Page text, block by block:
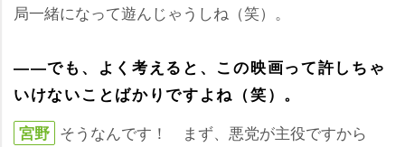
局一緒になって遊んじゃうしね（笑）。
――でも、よく考えると、この映画って許しちゃ
いけないことばかりですよね（笑）。
宮野 そうなんです！ まず、悪党が主役ですから